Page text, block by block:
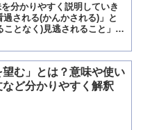
分かりやすく説明していき
される(かんかされる)」と
となく)見逃されること」を
望む」とは？意味や使い
など分かりやすく解釈